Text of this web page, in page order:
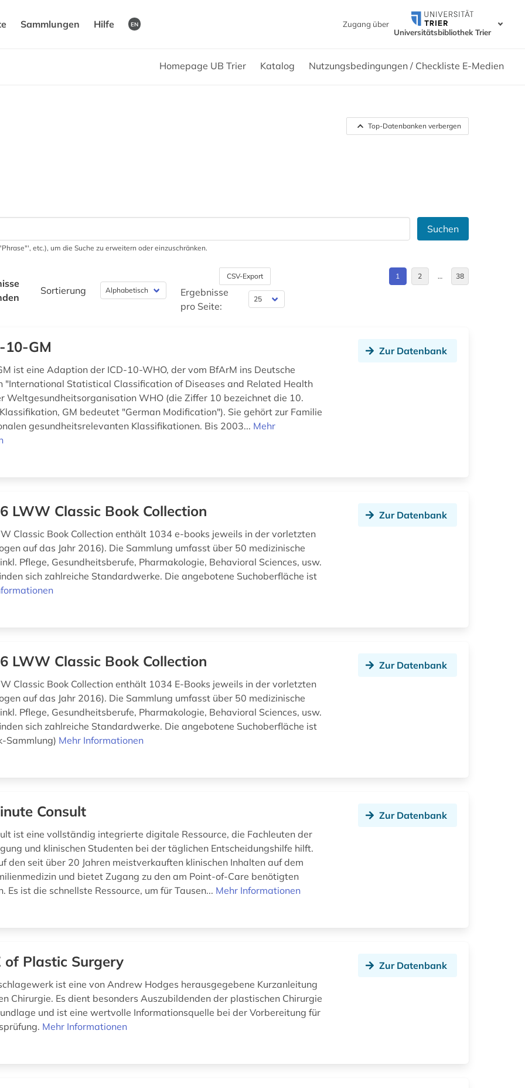
Sammlungen Hilfe EN
Zugang über
Universitätsbibliothek Trier
Homepage UB Trier Katalog Nutzungsbedingungen / Checkliste E-Medien
Top-Datenbanken verbergen
Suchen
etc.), um die Suche zu erweitern oder einzuschränken.
Sortierung
CSV-Export
Ergebnisse
pro Seite:
1 2 … 38
10-GM
ist eine Adaption der ICD-10-WHO, der vom BfArM ins Deutsche
"International Statistical Classification of Diseases and Related Health
Weltgesundheitsorganisation WHO (die Ziffer 10 bezeichnet die 10.
GM bedeutet "German Modification"). Sie gehört zur Familie
gesundheitsrelevanten Klassifikationen. Bis 2003... Mehr
Zur Datenbank
LWW Classic Book Collection
Classic Book Collection enthält 1034 e-books jeweils in der vorletzten
auf das Jahr 2016). Die Sammlung umfasst über 50 medizinische
Pflege, Gesundheitsberufe, Pharmakologie, Behavioral Sciences, usw.
sich zahlreiche Standardwerke. Die angebotene Suchoberfläche ist
Zur Datenbank
LWW Classic Book Collection
Classic Book Collection enthält 1034 E-Books jeweils in der vorletzten
auf das Jahr 2016). Die Sammlung umfasst über 50 medizinische
Pflege, Gesundheitsberufe, Pharmakologie, Behavioral Sciences, usw.
sich zahlreiche Standardwerke. Die angebotene Suchoberfläche ist
Sammlung) Mehr Informationen
Zur Datenbank
Consult
ist eine vollständig integrierte digitale Ressource, die Fachleuten der
und klinischen Studenten bei der täglichen Entscheidungshilfe hilft.
den seit über 20 Jahren meistverkauften klinischen Inhalten auf dem
und bietet Zugang zu den am Point-of-Care benötigten
Es ist die schnellste Ressource, um für Tausen... Mehr Informationen
Zur Datenbank
of Plastic Surgery
ist eine von Andrew Hodges herausgegebene Kurzanleitung
Chirurgie. Es dient besonders Auszubildenden der plastischen Chirurgie
und ist eine wertvolle Informationsquelle bei der Vorbereitung für
Mehr Informationen
Zur Datenbank